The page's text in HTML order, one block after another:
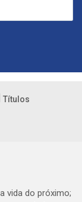
Títulos
vida do próximo;